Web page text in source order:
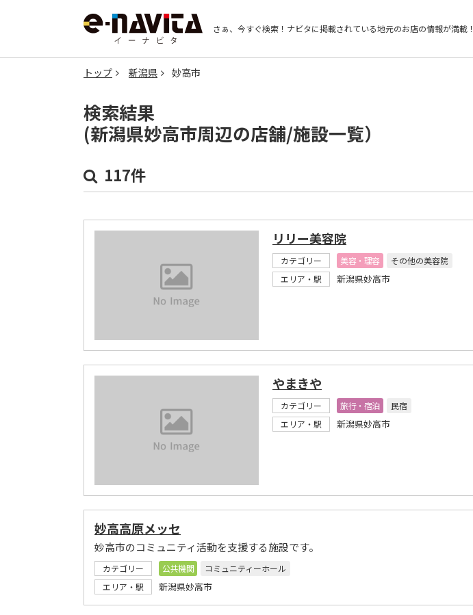
さぁ、今すぐ検索！ ナビタに掲載されている地元のお店の情報が満載！
トップ 新潟県 妙高市
検索結果
(新潟県妙高市周辺の店舗/施設一覧）
117件
リリー美容院
カテゴリー 美容・理容
その他の美容院
エリア・駅
新潟県妙高市
やまきや
カテゴリー 旅行・宿泊
民宿
エリア・駅
新潟県妙高市
妙高高原メッセ
妙高市のコミュニティ活動を支援する施設です。
カテゴリー 公共機関
コミュニティーホール
エリア・駅
新潟県妙高市